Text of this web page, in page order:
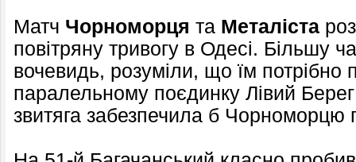
Матч Чорноморця та Металіста
повітряну тривогу в Одесі. Більшу
вочевидь, розуміли, що їм потрібно
паралельному поєдинку Лівий
звитяга забезпечила б